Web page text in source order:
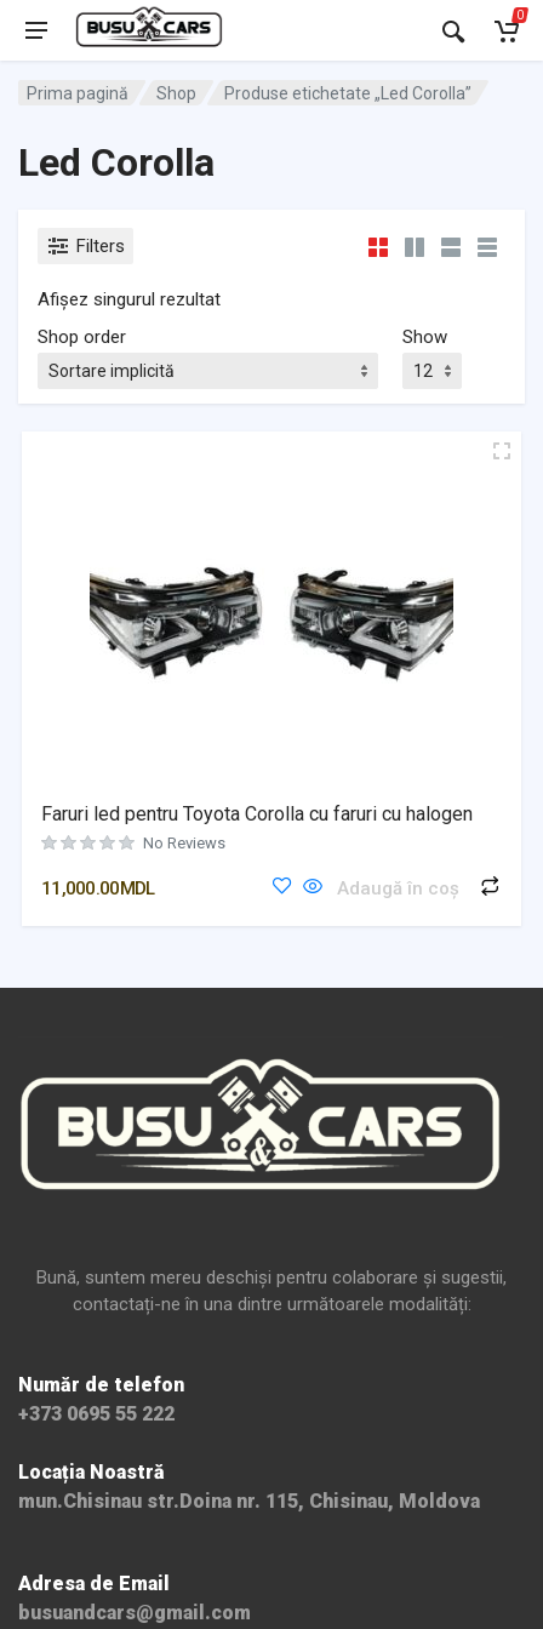
0
Prima pagină Shop Produse etichetate „Led Corolla”
Led Corolla
Filters
Afișez singurul rezultat
Shop order
Show
Faruri led pentru Toyota Corolla cu faruri cu halogen
No Reviews
11,000.00MDL Adaugă în coș
Bună, suntem mereu deschiși pentru colaborare și sugestii,
contactați-ne în una dintre următoarele modalități:
Număr de telefon
+373 0695 55 222
Locația Noastră
mun.Chisinau str.Doina nr. 115, Chisinau, Moldova
Adresa de Email
busuandcars@gmail.com